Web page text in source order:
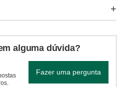
alguma dúvida?
Fazer uma pergunta